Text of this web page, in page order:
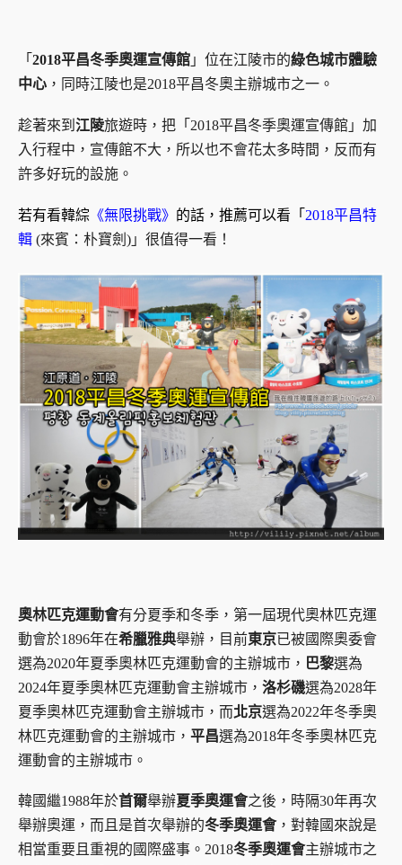
「 2018平昌冬季奧運宣傳館 」位在江陵市的綠色城市體驗
中心 ，同時江陵也是2018平昌冬奧主辦城市之一。
趁著來到 江陵旅遊時，把「2018平昌冬季奧運宣傳館」加
入行程中，宣傳館不大，所以也不會花太多時間，反而有
許多好玩的設施。
若有看韓綜 《無限挑戰》 的話，推薦可以看「 2018平昌特
輯 (來賓：朴寶劍)」很值得一看！
奧林匹克運動會有分夏季和冬季，第一屆現代奧林匹克運
動會於1896年在希臘雅典舉辦，目前東京已被國際奧委會
選為2020年夏季奧林匹克運動會的主辦城市， 巴黎選為
2024年夏季奧林匹克運動會主辦城市， 洛杉磯選為2028年
夏季奧林匹克運動會主辦城市，而北京選為2022年冬季奧
林匹克運動會的主辦城市， 平昌選為2018年冬季奧林匹克
運動會的主辦城市。
韓國繼1988年於首爾舉辦夏季奧運會之後，時隔30年再次
舉辦奧運，而且是首次舉辦的冬季奧運會，對韓國來說是
相當重要且重視的國際盛事。2018冬季奧運會主辦城市之